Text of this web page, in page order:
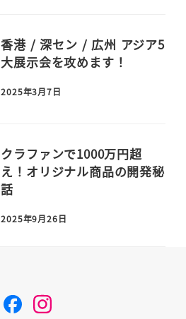
香港 / 深セン / 広州 アジア5
大展示会を攻めます！
2025年3月7日
クラファンで1000万円超
え！オリジナル商品の開発秘
話
2025年9月26日
F I